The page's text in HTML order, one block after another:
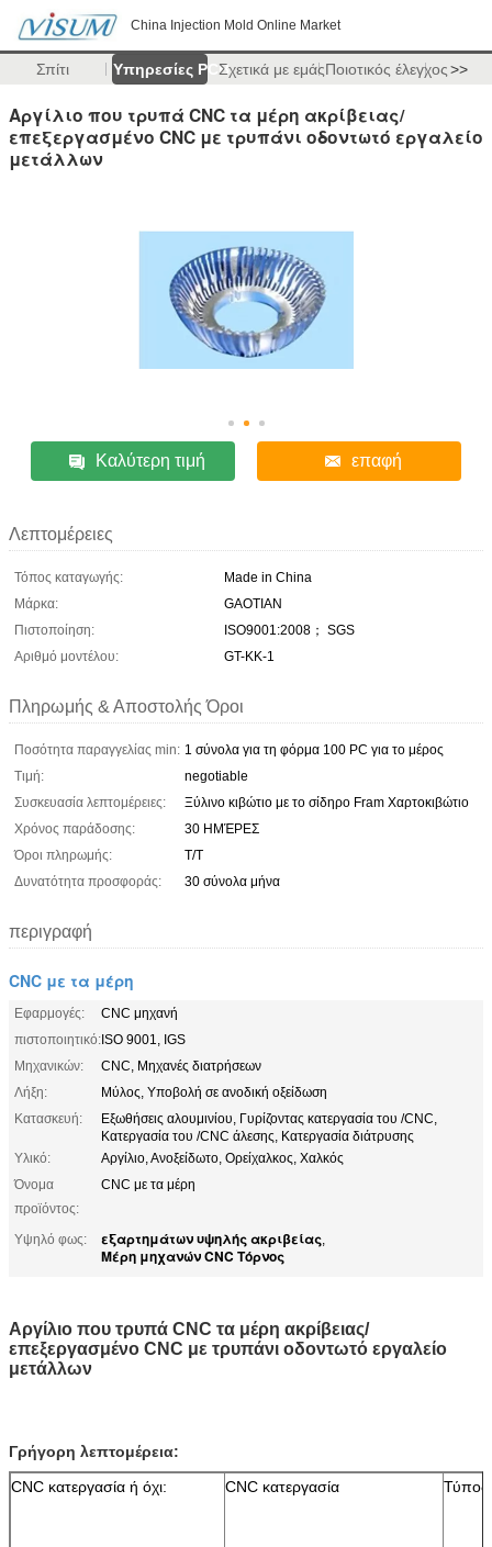
China Injection Mold Online Market
Σπίτι Υπηρεσίες PCBΣχετικά με εμάςΠοιοτικός έλεγχος>>
Αργίλιο που τρυπά CNC τα μέρη ακρίβειας/
επεξεργασμένο CNC με τρυπάνι οδοντωτό εργαλείο
μετάλλων
Καλύτερη τιμή επαφή
Λεπτομέρειες
Τόπος καταγωγής:
Made in China
Μάρκα:
GAOTIAN
Πιστοποίηση:
ISO9001:2008； SGS
Αριθμό μοντέλου:
GT-ΚΚ-1
Πληρωμής & Αποστολής Όροι
Ποσότητα παραγγελίας min: 1 σύνολα για τη φόρμα 100 PC για το μέρος
Τιμή:
negotiable
Συσκευασία λεπτομέρειες:
Ξύλινο κιβώτιο με το σίδηρο Fram Χαρτοκιβώτιο
Χρόνος παράδοσης:
30 ΗΜΈΡΕΣ
Όροι πληρωμής:
T/T
Δυνατότητα προσφοράς:
30 σύνολα μήνα
περιγραφή
CNC με τα μέρη
Εφαρμογές:
CNC μηχανή
πιστοποιητικό:ISO 9001, IGS
Μηχανικών:
CNC, Μηχανές διατρήσεων
Λήξη:
Μύλος, Υποβολή σε ανοδική οξείδωση
Κατασκευή:
Εξωθήσεις αλουμινίου, Γυρίζοντας κατεργασία του /CNC,
Κατεργασία του /CNC άλεσης, Κατεργασία διάτρυσης
Υλικό:
Αργίλιο, Ανοξείδωτο, Ορείχαλκος, Χαλκός
Όνομα
προϊόντος:
CNC με τα μέρη
Υψηλό φως: εξαρτημάτων υψηλής ακριβείας,
Μέρη μηχανών CNC Τόρνος
Αργίλιο που τρυπά CNC τα μέρη ακρίβειας/
επεξεργασμένο CNC με τρυπάνι οδοντωτό εργαλείο
μετάλλων
Γρήγορη λεπτομέρεια:
CNC κατεργασία ή όχι:
CNC κατεργασία